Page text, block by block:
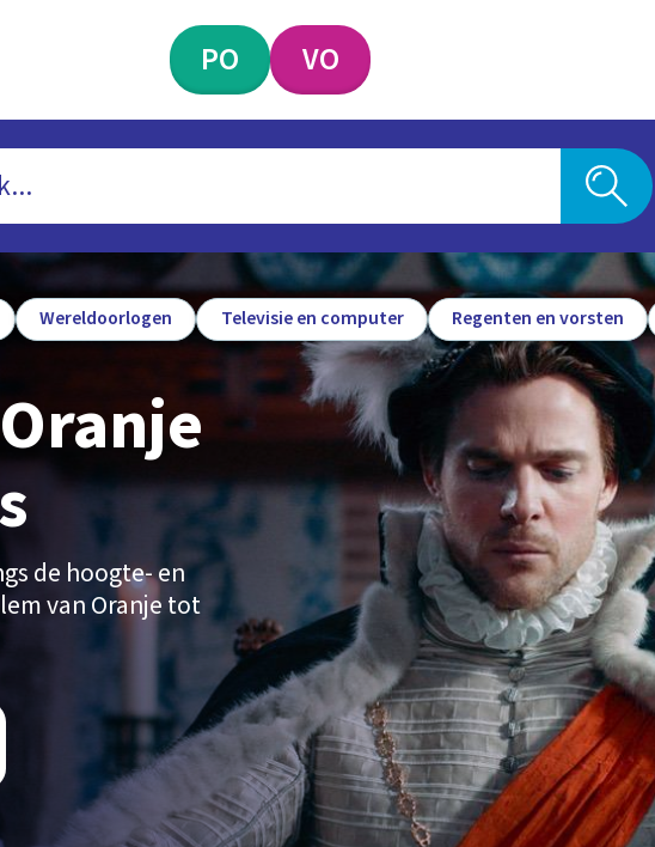
PO VO
Wereldoorlogen Televisie en computer Regenten en vorsten
de hoogte- en
van Oranje tot